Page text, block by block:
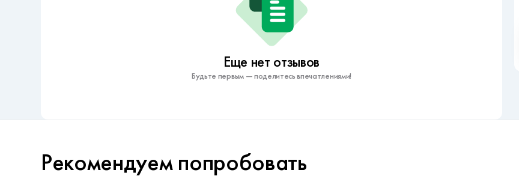
Еще нет отзывов
Будьте первым — поделитесь впечатлениями!
Рекомендуем попробовать